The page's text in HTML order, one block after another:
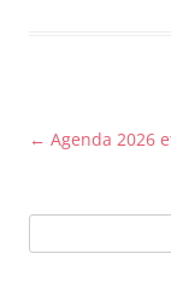
Navigation
← Agenda 2026